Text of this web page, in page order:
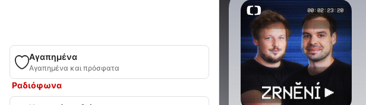
Αγαπημένα
Αγαπημένα και πρόσφατα
Ραδιόφωνα